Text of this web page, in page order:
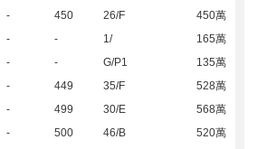
- 450 26/F
450萬
- - 1/
165萬
- - G/P1
135萬
- 449 35/F
528萬
- 499 30/E
568萬
- 500 46/B 520萬